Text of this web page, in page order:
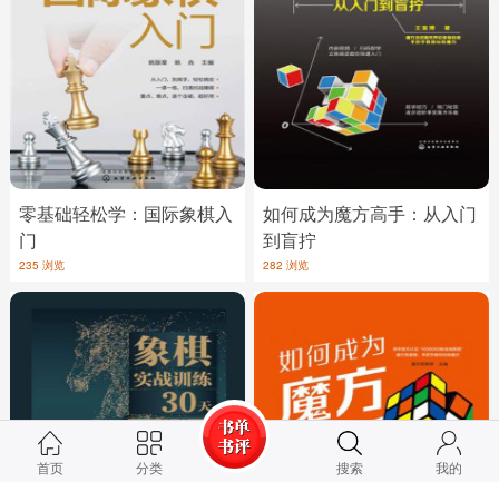
零基础轻松学：国际象棋入
门
235 浏览
如何成为魔方高手：从入门
到盲拧
282 浏览
首页 分类 搜索 我的